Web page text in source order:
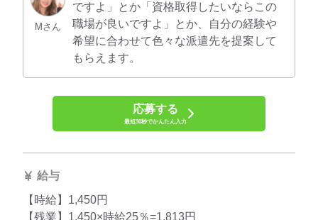
Mさん
ですよ」とか「資格取得したいならこの
職場が良いですよ」とか、自分の経験や
希望に合わせて色々な派遣先を提案して
もらえます。
応募する
最短30秒でかんたん入力
給与
【時給】1,450円
【残業】1,450×時給25％=1,813円